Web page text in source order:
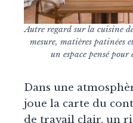
Autre regard sur la cuisine
mesure, matières patinées
un espace pensé
Dans une
joue la carte du
de travail clair, un